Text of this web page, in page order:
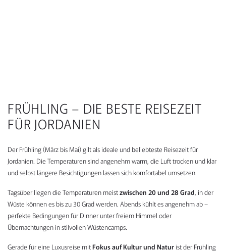
FRÜHLING – DIE BESTE REISEZEIT
FÜR JORDANIEN
Der Frühling (März bis Mai) gilt als ideale und beliebteste Reisezeit für
Jordanien. Die Temperaturen sind angenehm warm, die Luft trocken und klar
und selbst längere Besichtigungen lassen sich komfortabel umsetzen.
Tagsüber liegen die Temperaturen meistzwischen 20 und 28 Grad, in der
Wüste können es bis zu 30 Grad werden. Abends kühlt es angenehm ab –
perfekte Bedingungen für Dinner unter freiem Himmel oder
Übernachtungen in stilvollen Wüstencamps.
Gerade für eine Luxusreise mitFokus auf Kultur und Natur ist der Frühling